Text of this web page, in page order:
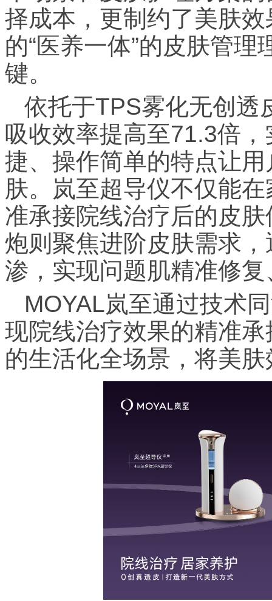
择成本，更制约了美肤
的“医养一体”的皮肤管
键。
依托于TPS雾化无创透
吸收效率提高至71.3倍
捷、操作简单的特点让
肤。岚至超导仪不仅能
准承接院线治疗后的皮
炮则聚焦进阶皮肤需求
渗，实现问题肌精准修
MOYAL岚至通过技术
现院线治疗效果的精准
的生活化全场景，将美